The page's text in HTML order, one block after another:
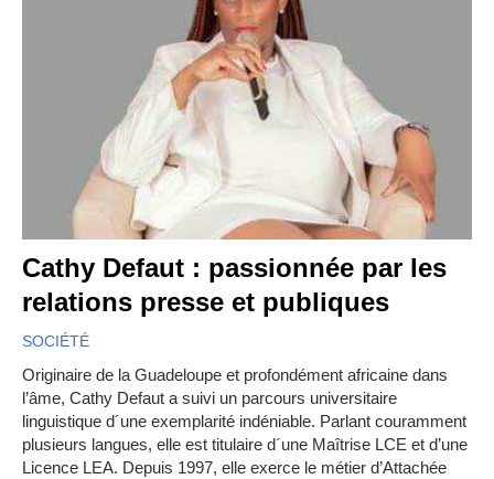
Cathy Defaut : passionnée par les
relations presse et publiques
SOCIÉTÉ
Originaire de la Guadeloupe et profondément africaine dans
l’âme, Cathy Defaut a suivi un parcours universitaire
linguistique d´une exemplarité indéniable. Parlant couramment
plusieurs langues, elle est titulaire d´une Maîtrise LCE et d’une
Licence LEA. Depuis 1997, elle exerce le métier d’Attachée